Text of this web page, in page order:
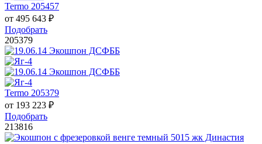
Termo 205457
от 495 643 ₽
Подобрать
205379
Termo 205379
от 193 223 ₽
Подобрать
213816